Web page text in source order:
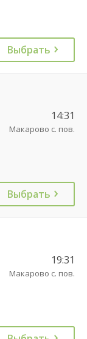
Выбрать
14:31
Макарово с. пов.
Выбрать
19:31
Макарово с. пов.